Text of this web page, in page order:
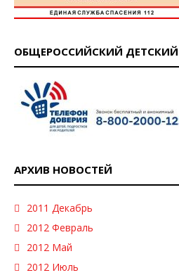
ОБЩЕРОССИЙСКИЙ
АРХИВ НОВОСТЕЙ
2011 Декабрь
2012 Февраль
2012 Май
2012 Июль